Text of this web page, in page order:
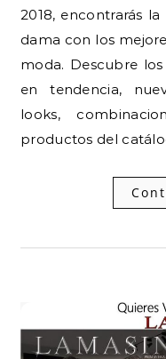
2018, encontrarás
dama con los
moda. Descubre
en tendencia,
looks,
productos del